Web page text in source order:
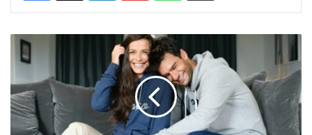
Cocorico
marque
bordelaise
s’impose
dans